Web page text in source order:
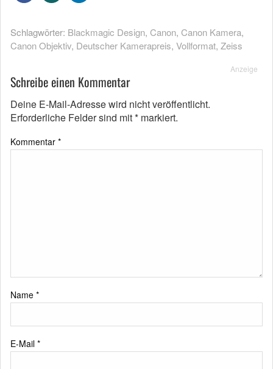
Schlagwörter: Blackmagic Design, Canon, Canon Kamera,
Canon Objektiv, Deutscher Kamerapreis, Vollformat, Zeiss
Anzeige
Schreibe einen Kommentar
Deine E-Mail-Adresse wird nicht veröffentlicht.
Erforderliche Felder sind mit* markiert.
Kommentar *
Name *
E-Mail *